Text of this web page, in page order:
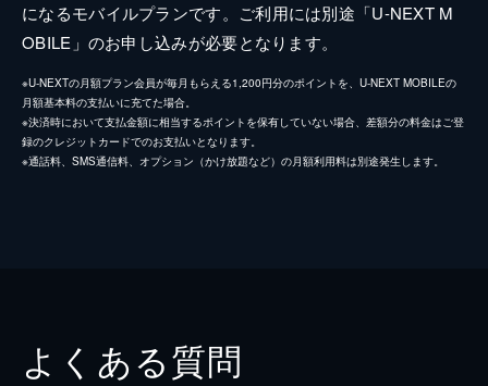
になるモバイルプランです。ご利用には別途「U-NEXT M
OBILE」のお申し込みが必要となります。
※U-NEXTの月額プラン会員が毎月もらえる1,200円分のポイントを、U-NEXT MOBILEの
月額基本料の支払いに充てた場合。
※決済時において支払金額に相当するポイントを保有していない場合、差額分の料金はご登
録のクレジットカードでのお支払いとなります。
※通話料、SMS通信料、オプション（かけ放題など）の月額利用料は別途発生します。
よくある質問